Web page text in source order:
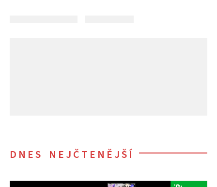
DNES NEJČTENĚJŠÍ